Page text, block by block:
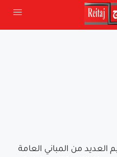
من المباني العامة